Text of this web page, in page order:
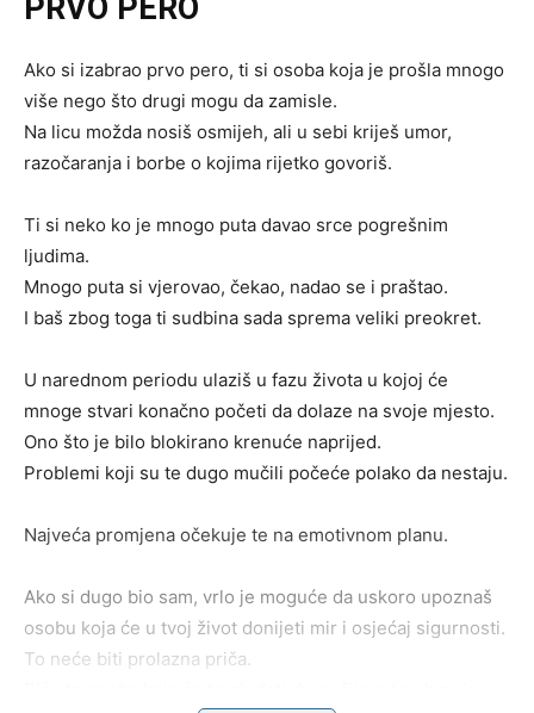
PRVO PERO
Ako si izabrao prvo pero, ti si osoba koja je prošla mnogo
više nego što drugi mogu da zamisle.
Na licu možda nosiš osmijeh, ali u sebi kriješ umor,
razočaranja i borbe o kojima rijetko govoriš.
Ti si neko ko je mnogo puta davao srce pogrešnim
ljudima.
Mnogo puta si vjerovao, čekao, nadao se i praštao.
I baš zbog toga ti sudbina sada sprema veliki preokret.
U narednom periodu ulaziš u fazu života u kojoj će
mnoge stvari konačno početi da dolaze na svoje mjesto.
Ono što je bilo blokirano krenuće naprijed.
Problemi koji su te dugo mučili počeće polako da nestaju.
Najveća promjena očekuje te na emotivnom planu.
Ako si dugo bio sam, vrlo je moguće da uskoro upoznaš
osobu koja će u tvoj život donijeti mir i osjećaj sigurnosti.
To neće biti prolazna priča.